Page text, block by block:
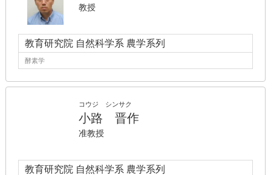
教授
教育研究院 自然科学系 農学系列
酵素学
コウジ シンサク
小路 晋作
准教授
教育研究院 自然科学系 農学系列